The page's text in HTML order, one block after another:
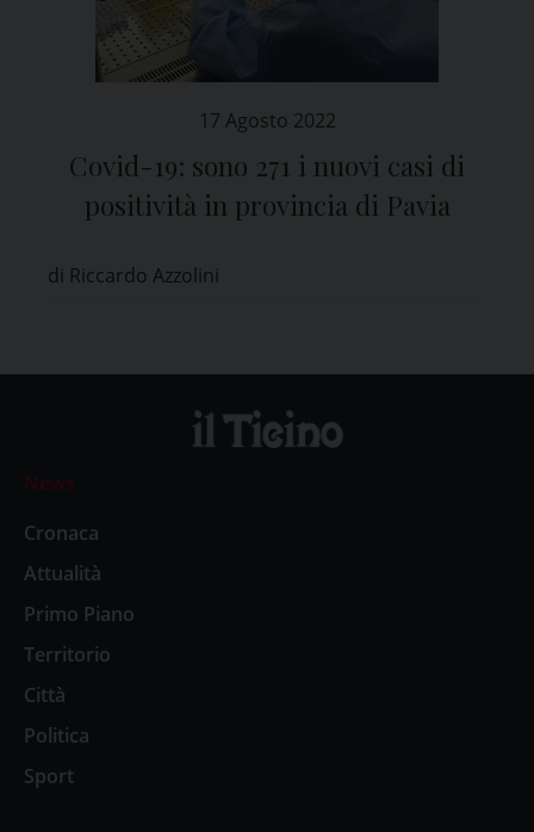
17 Agosto 2022
Covid-19: sono 271 i nuovi casi di
positività in provincia di Pavia
di Riccardo Azzolini
News
Cronaca
Attualità
Primo Piano
Territorio
Città
Politica
Sport